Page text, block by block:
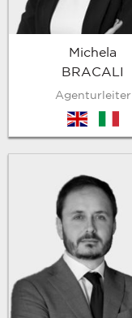
Michela
BRACALI
Agenturleiter
en